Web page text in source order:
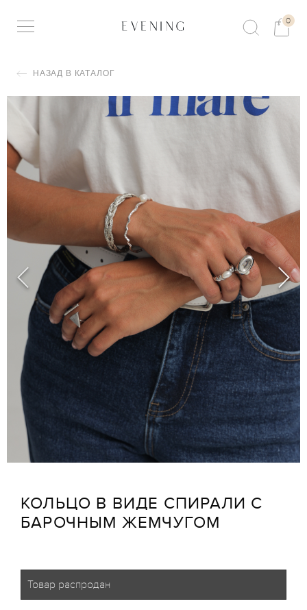
0
НАЗАД В КАТАЛОГ
КОЛЬЦО В ВИДЕ СПИРАЛИ С
БАРОЧНЫМ ЖЕМЧУГОМ
Товар распродан